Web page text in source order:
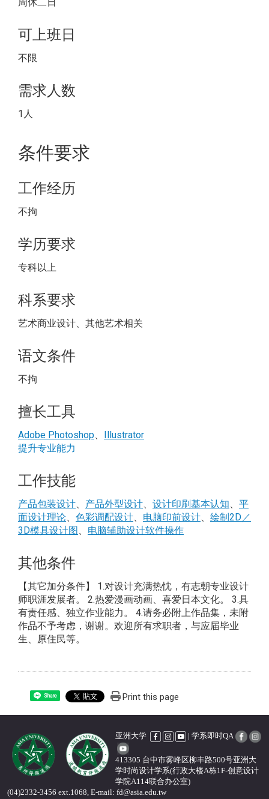
可上班日
不限
需求人数
1人
条件要求
工作经历
不拘
学历要求
专科以上
科系要求
艺术商业设计、其他艺术相关
语文条件
不拘
擅长工具
Adobe Photoshop、 Illustrator
提升专业能力
工作技能
产品包装设计、 产品外型设计、 设计印刷基本认知、 平
面设计理论、 色彩调配设计、 电脑印前设计、 绘制2D／
3D模具设计图、 电脑辅助设计软件操作
其他条件
【其它加分条件】 1.对设计充满热忱，有志朝专业设计
师职涯发展者。 2.热爱漫画动画、喜爱日本文化。 3.具
有责任感、独立作业能力。 4.请务必附上作品集，未附
作品不予考虑，谢谢。欢迎所有求职者，与应届毕业
生、原住民等。
Share Print this page
亚洲大学 | 学系即时QA
413305 台中市雾峰区柳丰路500号亚洲大
学时尚设计学系(行政大楼A栋1F-创意设计
学院A114联合办公室)
(04)2332-3456 ext.1068, E-mail: fd@asia.edu.tw